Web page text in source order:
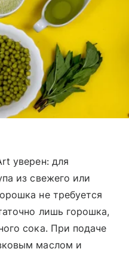
уверен: для
из свежего или
не требуется
лишь горошка,
сока. При подаче
маслом и